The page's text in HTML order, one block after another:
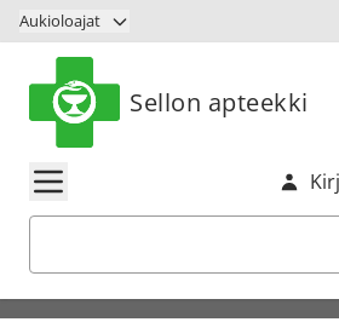
Siirry sisältöön
Aukioloajat
Sellon apteekki